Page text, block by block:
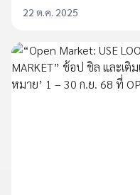
22 ต.ค. 2025